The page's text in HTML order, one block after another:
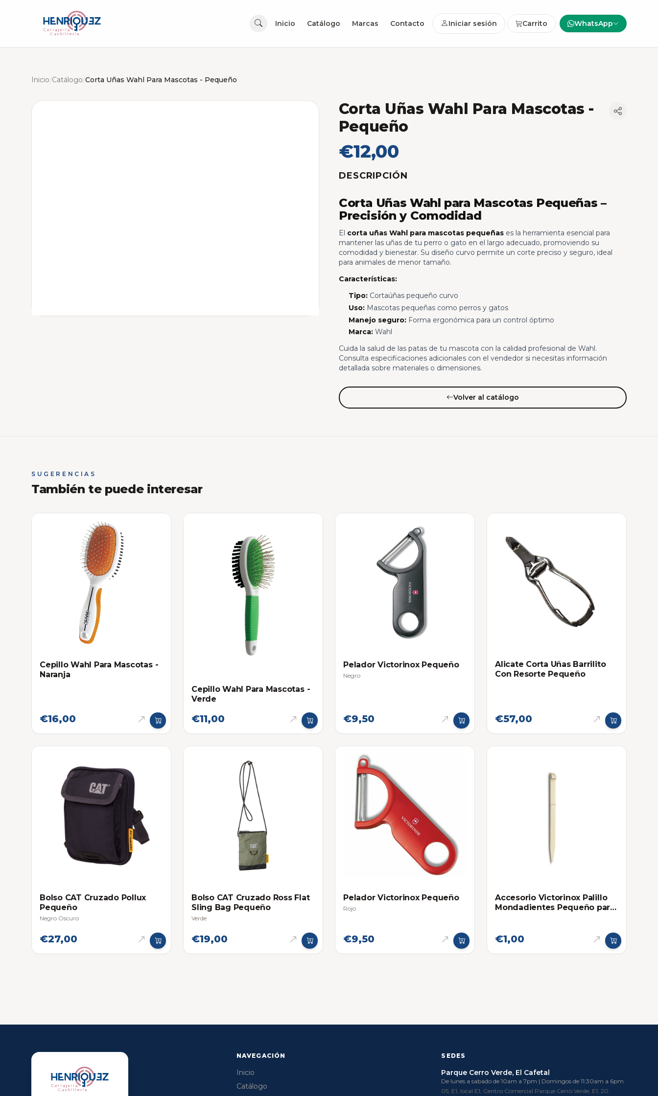
Inicio Catálogo Marcas Contacto Iniciar sesión Carrito WhatsApp
Inicio/Catálogo/Corta Uñas Wahl Para Mascotas - Pequeño
Corta Uñas Wahl Para Mascotas -
Pequeño
€12,00
DESCRIPCIÓN
Corta Uñas Wahl para Mascotas Pequeñas –
Precisión y Comodidad
El corta uñas Wahl para mascotas pequeñases la herramienta esencial para
mantener las uñas de tu perro o gato en el largo adecuado, promoviendo su
comodidad y bienestar. Su diseño curvo permite un corte preciso y seguro, ideal
para animales de menor tamaño.
Características:
Tipo:Cortaúñas pequeño curvo
Uso:Mascotas pequeñas como perros y gatos
Manejo seguro:Forma ergonómica para un control óptimo
Marca:Wahl
Cuida la salud de las patas de tu mascota con la calidad profesional de Wahl.
Consulta especificaciones adicionales con el vendedor si necesitas información
detallada sobre materiales o dimensiones.
Volver al catálogo
SUGERENCIAS
También te puede interesar
Cepillo Wahl Para Mascotas -
Naranja
€16,00
Cepillo Wahl Para Mascotas -
Verde
€11,00
Pelador Victorinox Pequeño
Negro
€9,50
Alicate Corta Uñas Barrilito
Con Resorte Pequeño
€57,00
Bolso CAT Cruzado Pollux
Pequeño
Negro Oscuro
€27,00
Bolso CAT Cruzado Ross Flat
Sling Bag Pequeño
Verde
€19,00
Pelador Victorinox Pequeño
Rojo
€9,50
Accesorio Victorinox Palillo
Mondadientes Pequeño para
€1,00
NAVEGACIÓN
Inicio
Catálogo
SEDES
Parque Cerro Verde, El Cafetal
De lunes a sabado de 10am a 7pm | Domingos de 11:30am a 6pm
05, E1, local E1, Centro Comercial Parque Cerro Verde, E1, 20